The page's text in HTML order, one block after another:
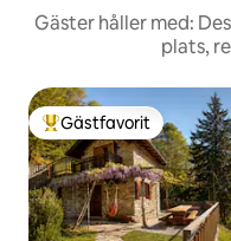
Gäster håller med:
plats,
Populär gästfavorit
Gästfavorit